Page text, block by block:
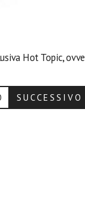
Hot Topic,
SUCCESSIVO